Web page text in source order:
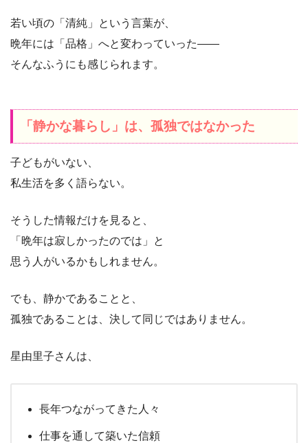
若い頃の「清純」という言葉が、
晩年には「品格」へと変わっていった――
そんなふうにも感じられます。
「静かな暮らし」は、孤独ではなかった
子どもがいない、
私生活を多く語らない。
そうした情報だけを見ると、
「晩年は寂しかったのでは」と
思う人がいるかもしれません。
でも、静かであることと、
孤独であることは、決して同じではありません。
星由里子さんは、
長年つながってきた人々
仕事を通して築いた信頼